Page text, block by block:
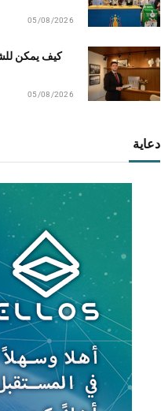
05/08/2026
كيف يمكن
05/08/2026
دعاية